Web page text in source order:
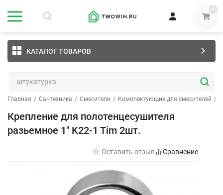
0
КАТАЛОГ ТОВАРОВ
Главная / Сантехника / Смесители / Комплектующие для смесителей /
Крепление для полотенцесушителя
разьемное 1" K22-1 Tim 2шт.
Оставить отзыв Сравнение